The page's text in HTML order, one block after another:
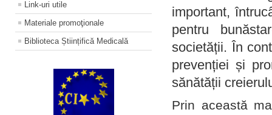
Link-uri utile
Materiale promoţionale
Biblioteca Științifică Medicală
important,
pentru
societății. În
prevenției și
sănătății
Prin această